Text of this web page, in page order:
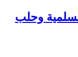
وحلب